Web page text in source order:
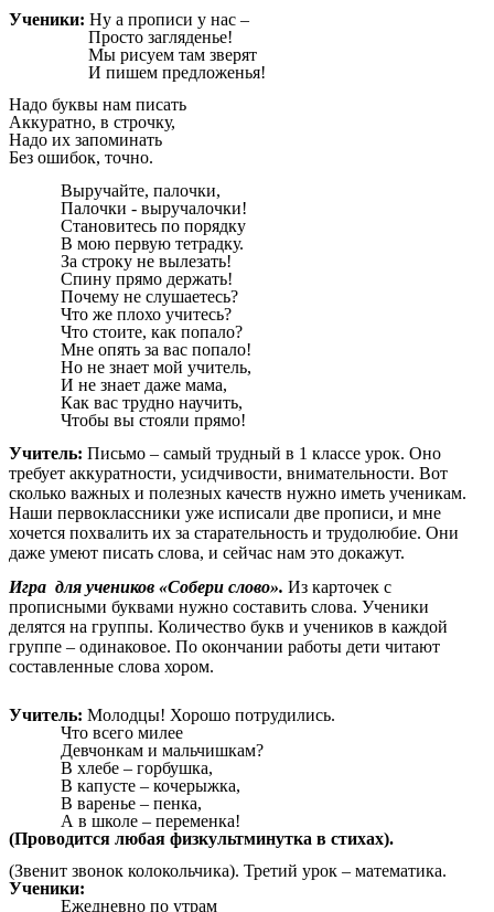
Ученики: Ну а прописи у нас –
Просто загляденье!
Мы рисуем там зверят
И пишем предложенья!
Надо буквы нам писать
Аккуратно, в строчку,
Надо их запоминать
Без ошибок, точно.
Выручайте, палочки,
Палочки - выручалочки!
Становитесь по порядку
В мою первую тетрадку.
За строку не вылезать!
Спину прямо держать!
Почему не слушаетесь?
Что же плохо учитесь?
Что стоите, как попало?
Мне опять за вас попало!
Но не знает мой учитель,
И не знает даже мама,
Как вас трудно научить,
Чтобы вы стояли прямо!
Учитель: Письмо – самый трудный в 1 классе урок. Оно
требует аккуратности, усидчивости, внимательности. Вот
сколько важных и полезных качеств нужно иметь ученикам.
Наши первоклассники уже исписали две прописи, и мне
хочется похвалить их за старательность и трудолюбие. Они
даже умеют писать слова, и сейчас нам это докажут.
Игра для учеников «Собери слово». Из карточек с
прописными буквами нужно составить слова. Ученики
делятся на группы. Количество букв и учеников в каждой
группе – одинаковое. По окончании работы дети читают
составленные слова хором.
Учитель: Молодцы! Хорошо потрудились.
Что всего милее
Девчонкам и мальчишкам?
В хлебе – горбушка,
В капусте – кочерыжка,
В варенье – пенка,
А в школе – переменка!
(Проводится любая физкультминутка в стихах).
(Звенит звонок колокольчика). Третий урок – математика.
Ученики:
Ежедневно по утрам